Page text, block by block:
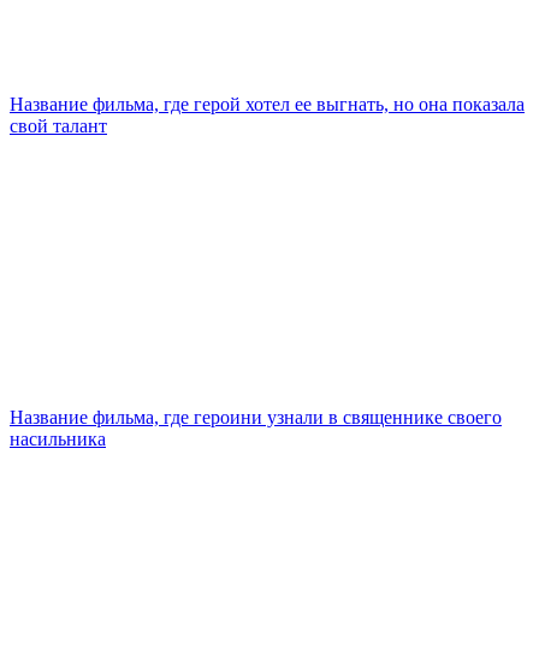
Название фильма, где герой хотел ее выгнать, но она показала
свой талант
Название фильма, где героини узнали в священнике своего
насильника